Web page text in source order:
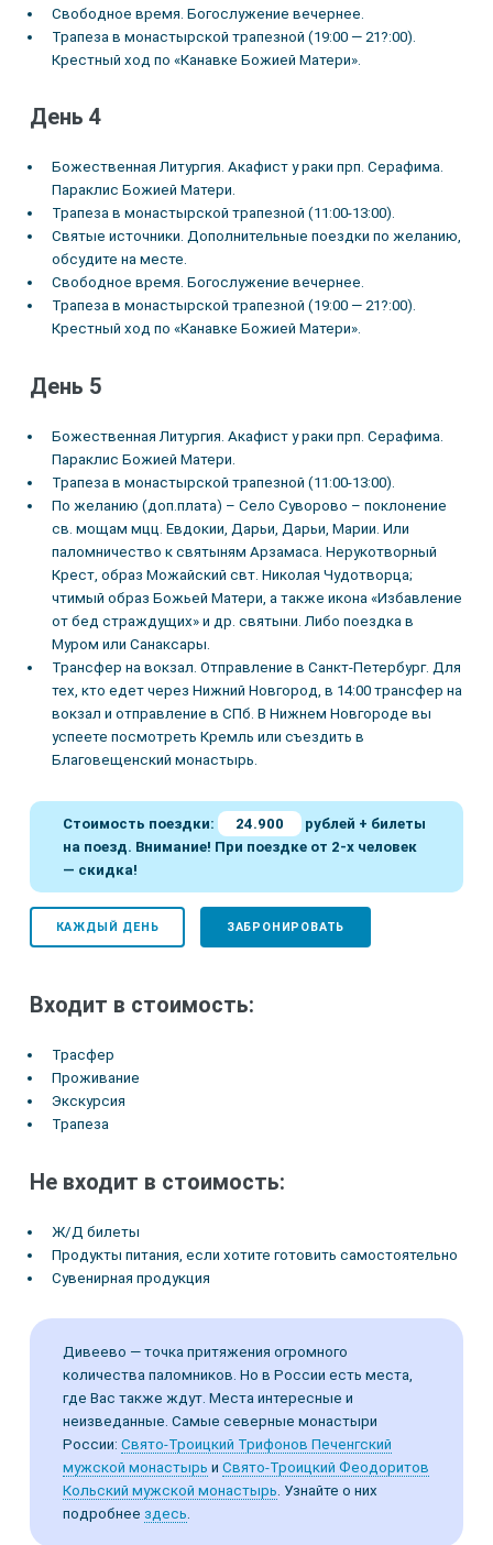
Свободное время. Богослужение вечернее.
Трапеза в монастырской трапезной (19:00 — 21?:00).
Крестный ход по «Канавке Божией Матери».
День 4
Божественная Литургия. Акафист у раки прп. Серафима.
Параклис Божией Матери.
Трапеза в монастырской трапезной (11:00-13:00).
Святые источники. Дополнительные поездки по желанию,
обсудите на месте.
Свободное время. Богослужение вечернее.
Трапеза в монастырской трапезной (19:00 — 21?:00).
Крестный ход по «Канавке Божией Матери».
День 5
Божественная Литургия. Акафист у раки прп. Серафима.
Параклис Божией Матери.
Трапеза в монастырской трапезной (11:00-13:00).
По желанию (доп.плата) – Село Суворово – поклонение
св. мощам мцц. Евдокии, Дарьи, Дарьи, Марии. Или
паломничество к святыням Арзамаса. Нерукотворный
Крест, образ Можайский свт. Николая Чудотворца;
чтимый образ Божьей Матери, а также икона «Избавление
от бед страждущих» и др. святыни. Либо поездка в
Муром или Санаксары.
Трансфер на вокзал. Отправление в Санкт-Петербург. Для
тех, кто едет через Нижний Новгород, в 14:00 трансфер на
вокзал и отправление в СПб. В Нижнем Новгороде вы
успеете посмотреть Кремль или съездить в
Благовещенский монастырь.
Стоимость поездки: 24.900
рублей + билеты
на поезд. Внимание! При поездке от 2-х человек
— скидка!
КАЖДЫЙ ДЕНЬ ЗАБРОНИРОВАТЬ
Входит в стоимость:
Трасфер
Проживание
Экскурсия
Трапеза
Не входит в стоимость:
Ж/Д билеты
Продукты питания, если хотите готовить самостоятельно
Сувенирная продукция
Дивеево — точка притяжения огромного
количества паломников. Но в России есть места,
где Вас также ждут. Места интересные и
неизведанные. Самые северные монастыри
России: Свято-Троицкий Трифонов Печенгский
мужской монастырь и Свято-Троицкий Феодоритов
Кольский мужской монастырь. Узнайте о них
подробнее здесь.